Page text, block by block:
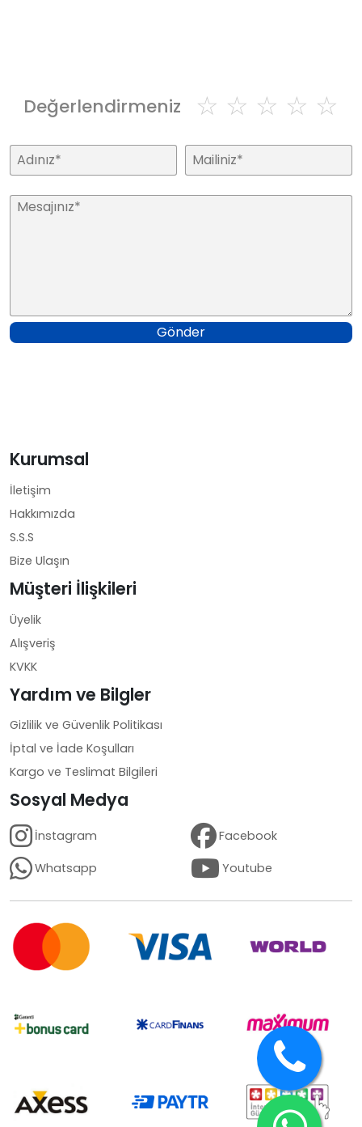
Değerlendirmeniz ☆ ☆ ☆ ☆ ☆
Gönder
Kurumsal
İletişim
Hakkımızda
S.S.S
Bize Ulaşın
Müşteri İlişkileri
Üyelik
Alışveriş
KVKK
Yardım ve Bilgler
Gizlilik ve Güvenlik Politikası
İptal ve İade Koşulları
Kargo ve Teslimat Bilgileri
Sosyal Medya
İnstagram
Facebook
Whatsapp
Youtube